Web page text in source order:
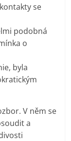
se
podobná
o
byla
V něm se
a